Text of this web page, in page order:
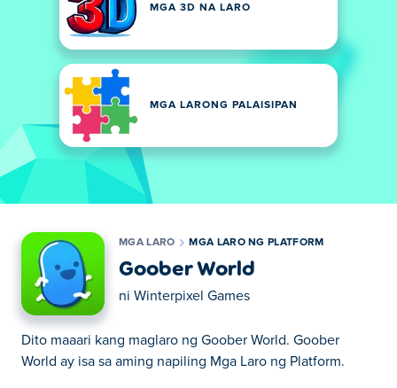
MGA 3D NA LARO
MGA LARONG PALAISIPAN
MGA LARO MGA LARO NG PLATFORM
Goober World
ni Winterpixel Games
Dito maaari kang maglaro ng Goober World. Goober
World ay isa sa aming napiling Mga Laro ng Platform.